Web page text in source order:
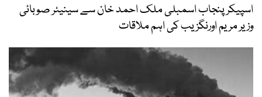
اسپیکر پنجاب اسمبلی ملک احمد خان سے سینیئر صوبائی
وزیر مریم اورنگزیب کی اہم ملاقات